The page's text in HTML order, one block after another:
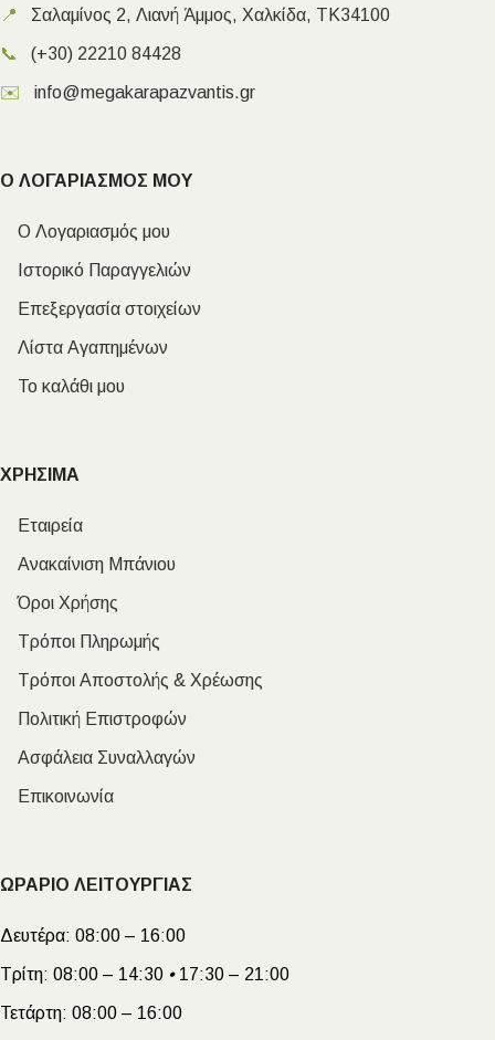
📍 Σαλαμίνος 2, Λιανή Άμμος, Χαλκίδα, ΤΚ34100
📞 (+30) 22210 84428
✉️ info@megakarapazvantis.gr
Ο ΛΟΓΑΡΙΑΣΜΟΣ ΜΟΥ
Ο Λογαριασμός μου
Ιστορικό Παραγγελιών
Επεξεργασία στοιχείων
Λίστα Αγαπημένων
Το καλάθι μου
ΧΡΗΣΙΜΑ
Εταιρεία
Ανακαίνιση Μπάνιου
Όροι Χρήσης
Τρόποι Πληρωμής
Τρόποι Αποστολής & Χρέωσης
Πολιτική Επιστροφών
Ασφάλεια Συναλλαγών
Επικοινωνία
ΩΡΑΡΙΟ ΛΕΙΤΟΥΡΓΙΑΣ
Δευτέρα: 08:00 – 16:00
Τρίτη: 08:00 – 14:30 •17:30 – 21:00
Τετάρτη: 08:00 – 16:00